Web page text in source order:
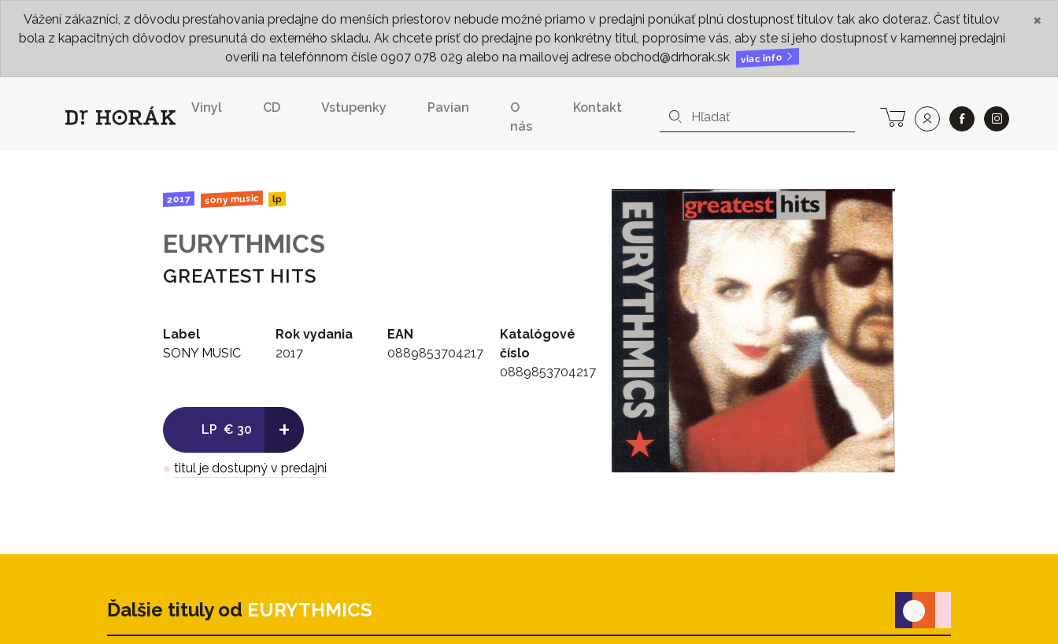
Vážení zákazníci, z dôvodu presťahovania predajne do menších priestorov nebude možné priamo v predajni ponúkať plnú dostupnosť titulov tak ako doteraz. Časť titulov
bola z kapacitných dôvodov presunutá do externého skladu. Ak chcete prísť do predajne po konkrétny titul, poprosíme vás, aby ste si jeho dostupnosť v kamennej predajni
overili na telefónnom čísle 0907 078 029 alebo na mailovej adrese obchod@drhorak.sk
viac info
×
Vinyl CD Vstupenky Pavian
O
nás
Kontakt
2017 sony music lp
EURYTHMICS
GREATEST HITS
Label
SONY MUSIC
Rok vydania
2017
EAN
0889853704217
Katalógové
číslo
0889853704217
LP € 30 +
● titul je dostupný v predajni
Ďalšie tituly od EURYTHMICS